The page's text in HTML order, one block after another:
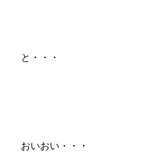
と・・・
おいおい・・・